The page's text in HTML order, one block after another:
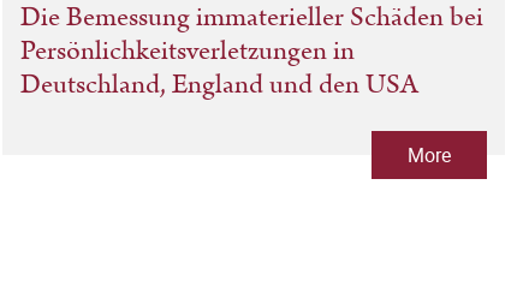
Die Bemessung immaterieller Schäden bei
Persönlichkeitsverletzungen in
Deutschland, England und den USA
More